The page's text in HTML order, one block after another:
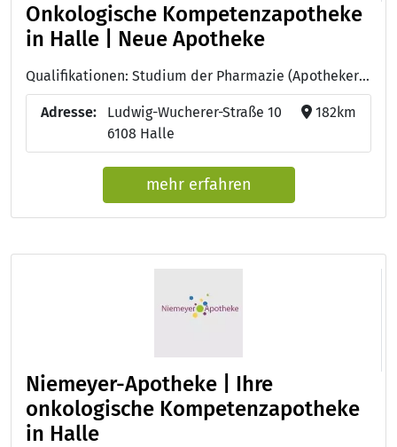
Onkologische Kompetenzapotheke
in Halle | Neue Apotheke
Qualifikationen: Studium der Pharmazie (Apotheker:in)
Adresse:
Ludwig-Wucherer-Straße 10
6108 Halle
182km
mehr erfahren
Niemeyer-Apotheke | Ihre
onkologische Kompetenzapotheke
in Halle